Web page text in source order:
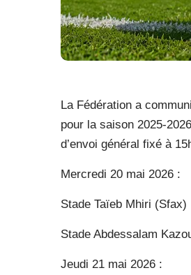
La Fédération a
pour la saison 2025-
d’envoi général fixé à
Mercredi 20 mai 2026 :
Stade Taïeb Mhiri
Stade Abdessalam
Jeudi 21 mai 2026 :